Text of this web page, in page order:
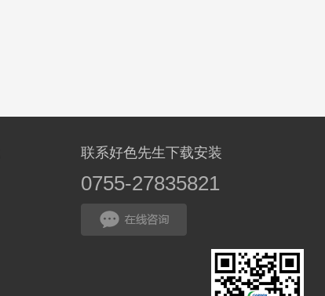
联系好色先生下载安装
0755-27835821